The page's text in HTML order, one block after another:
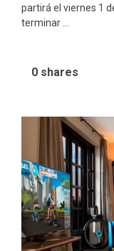
partirá el viernes 1
terminar ...
0 shares